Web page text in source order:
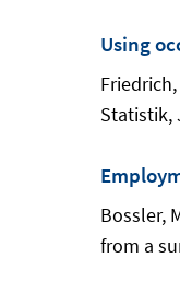
Using
Statistik,
Bossler,
from a